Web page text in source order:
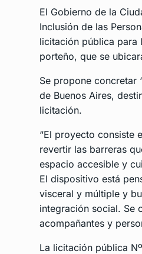
El Gobierno de la
Inclusión de las
licitación pública para
porteño, que se
Se propone concretar
de Buenos Aires,
licitación.
“El proyecto consiste
revertir las barreras
espacio accesible y
El dispositivo está
visceral y múltiple y
integración social. Se
acompañantes y
La licitación pública